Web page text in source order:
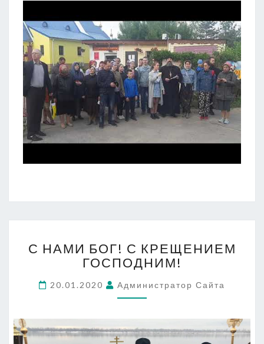
НАМИ
БОГ!
КРЕЩЕНИЕМ
ГОСПОДНИМ!
С НАМИ БОГ! С КРЕЩЕНИЕМ
ГОСПОДНИМ!
20.01.2020 Администратор Сайта